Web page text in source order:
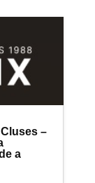
–
a